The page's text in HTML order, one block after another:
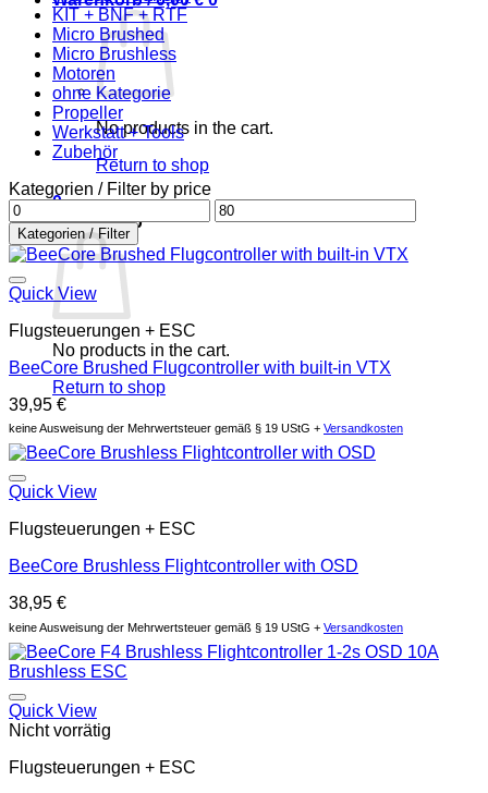
No products in the cart.
Return to shop
0
Warenkorb
No products in the cart.
Return to shop
KIT + BNF + RTF
Micro Brushed
Micro Brushless
Motoren
ohne Kategorie
Propeller
Werkstatt + Tools
Zubehör
Kategorien / Filter by price
Min
price
Max
price
Kategorien / Filter
Quick View
Flugsteuerungen + ESC
BeeCore Brushed Flugcontroller with built-in VTX
39,95 €
keine Ausweisung der Mehrwertsteuer gemäß § 19 UStG + Versandkosten
Quick View
Flugsteuerungen + ESC
BeeCore Brushless Flightcontroller with OSD
38,95 €
keine Ausweisung der Mehrwertsteuer gemäß § 19 UStG + Versandkosten
Quick View
Nicht vorrätig
Flugsteuerungen + ESC